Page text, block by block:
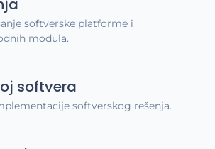
softverske platforme i
modula.
softvera
softverskog rešenja.